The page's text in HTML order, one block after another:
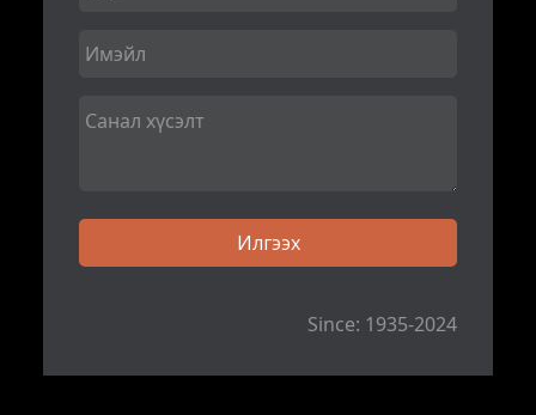
Since: 1935-2024